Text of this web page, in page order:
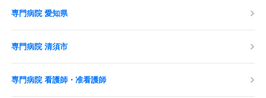
専門病院 愛知県
専門病院 清須市
専門病院 看護師・准看護師